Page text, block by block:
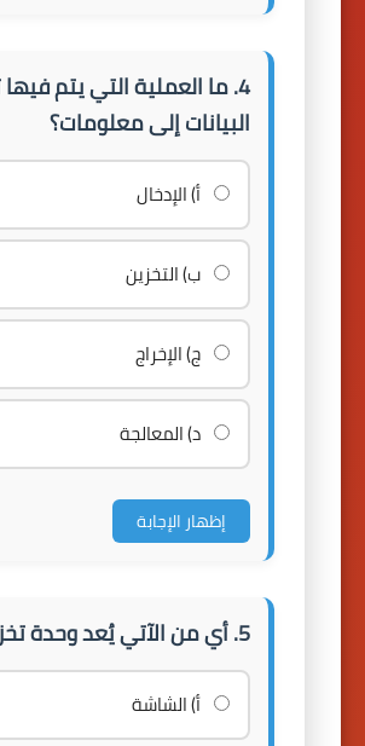
4. ما العملية التي يتم
البيانات إلى معلومات؟
أ) الإدخال
ب) التخزين
ج) الإخراج
د) المعالجة
إظهار الإجابة
5. أي من الآتي يُعد وحدة تخزين؟
أ) الشاشة